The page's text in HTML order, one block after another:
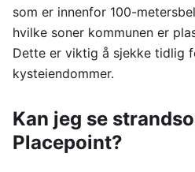
som er innenfor 100-
hvilke soner kommunen er
Dette er viktig å sjekke tidlig
kysteiendommer.
Kan jeg se
Placepoint?